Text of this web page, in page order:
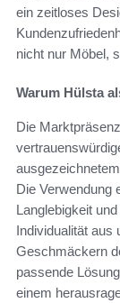
ein zeitloses
nicht nur Möbel,
Warum Hülsta
Die
Die Verwendung
Langlebigkeit und
Individualität aus
Geschmäckern
passende
einem